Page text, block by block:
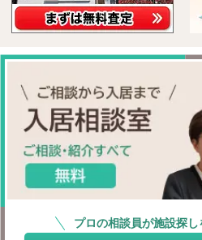
プロの相談員が施設探